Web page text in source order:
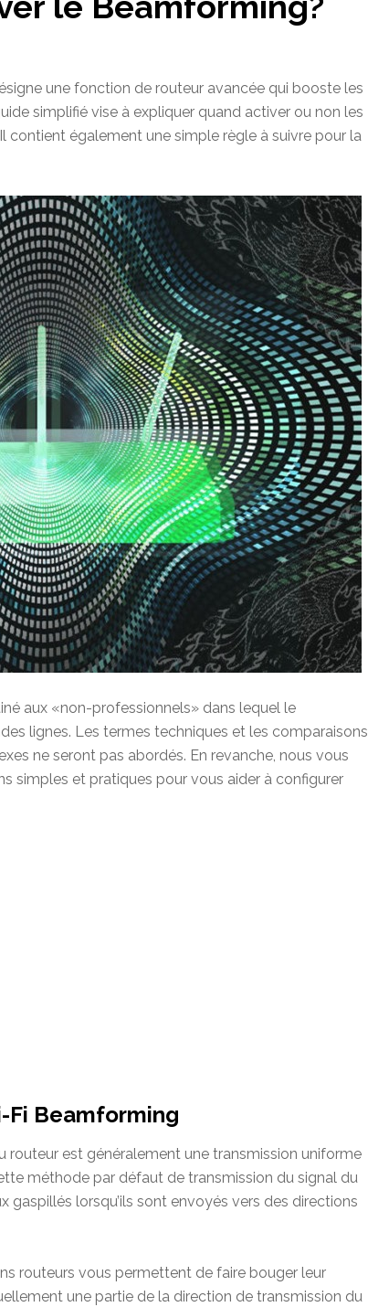
une fonction de routeur avancée qui booste les
simplifié vise à expliquer quand activer ou non les
contient également une simple règle à suivre pour la
aux «non-professionnels» dans lequel le
lignes. Les termes techniques et les comparaisons
ne seront pas abordés. En revanche, nous vous
simples et pratiques pour vous aider à configurer
Beamforming
routeur est généralement une transmission uniforme
méthode par défaut de transmission du signal du
gaspillés lorsqu’ils sont envoyés vers des directions
routeurs vous permettent de faire bouger leur
une partie de la direction de transmission du